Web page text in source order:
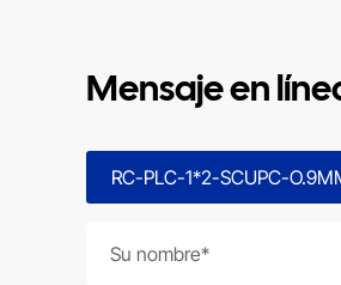
Mensaje en